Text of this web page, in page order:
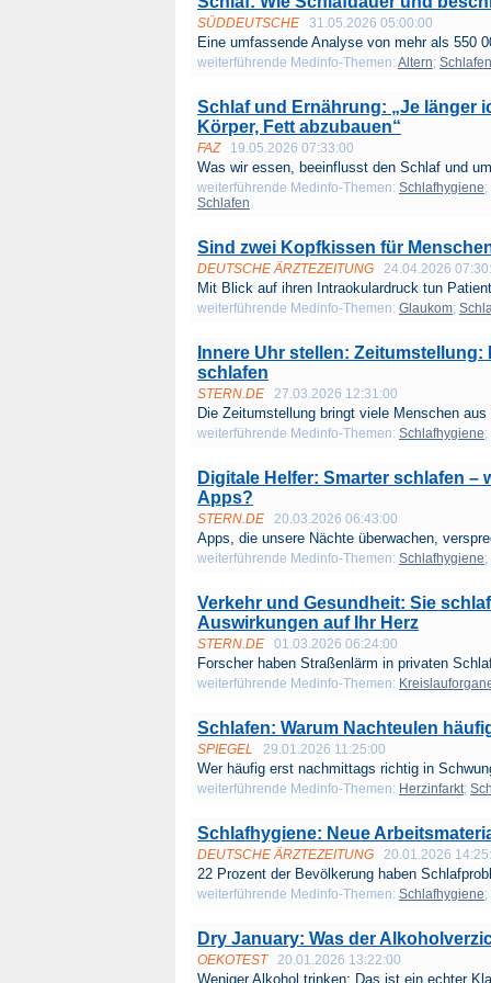
SÜDDEUTSCHE 31.05.2026 05:00:00
Eine umfassende Analyse von mehr als 550
weiterführende Medinfo-Themen: Altern; Schlafen
Schlaf und Ernährung: „Je länger
Körper, Fett abzubauen“
FAZ 19.05.2026 07:33:00
Was wir essen, beeinflusst den Schlaf und
weiterführende Medinfo-Themen: Schlafhygiene;
Schlafen
Sind zwei Kopfkissen für
DEUTSCHE ÄRZTEZEITUNG 24.04.2026
Mit Blick auf ihren Intraokulardruck tun
weiterführende Medinfo-Themen: Glaukom;
Innere Uhr stellen:
schlafen
STERN.DE 27.03.2026 12:31:00
Die Zeitumstellung bringt viele Menschen aus
weiterführende Medinfo-Themen: Schlafhygiene;
Digitale Helfer: Smarter schlafen
Apps?
STERN.DE 20.03.2026 06:43:00
Apps, die unsere Nächte überwachen,
weiterführende Medinfo-Themen: Schlafhygiene;
Verkehr und Gesundheit: Sie
Auswirkungen auf Ihr Herz
STERN.DE 01.03.2026 06:24:00
Forscher haben Straßenlärm in privaten
weiterführende Medinfo-Themen:
Schlafen: Warum Nachteulen
SPIEGEL 29.01.2026 11:25:00
Wer häufig erst nachmittags richtig in
weiterführende Medinfo-Themen: Herzinfarkt;
Schlafhygiene: Neue
DEUTSCHE ÄRZTEZEITUNG 20.01.2026
22 Prozent der Bevölkerung haben
weiterführende Medinfo-Themen: Schlafhygiene;
Dry January: Was der
OEKOTEST 20.01.2026 13:22:00
Weniger Alkohol trinken: Das ist ein echter